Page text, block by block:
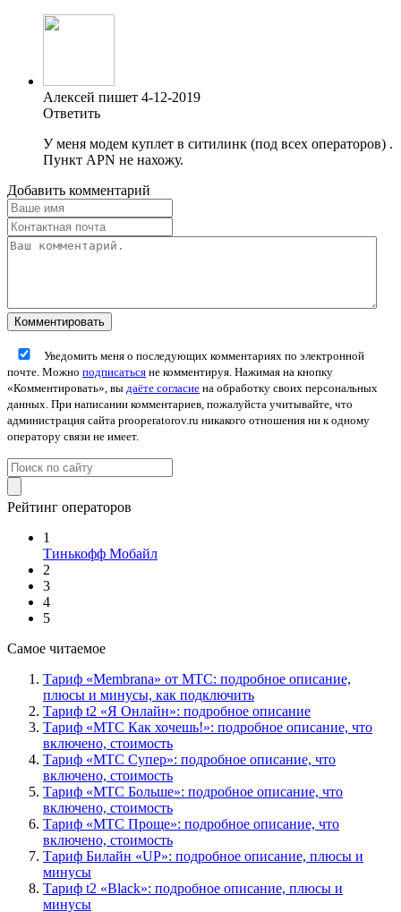
Алексей пишет 4-12-2019
Ответить
У меня модем куплет в ситилинк (под всех операторов) .
Пункт APN не нахожу.
Добавить комментарий
Уведомить меня о последующих комментариях по электронной
почте. Можно подписаться не комментируя. Нажимая на кнопку
«Комментировать», вы даёте согласие на обработку своих персональных
данных. При написании комментариев, пожалуйста учитывайте, что
администрация сайта prooperatorov.ru никакого отношения ни к одному
оператору связи не имеет.
Рейтинг операторов
1
Тинькофф Мобайл
2
3
4
5
Самое читаемое
Тариф «Membrana» от МТС: подробное описание,
плюсы и минусы, как подключить
Тариф t2 «Я Онлайн»: подробное описание
Тариф «МТС Как хочешь!»: подробное описание, что
включено, стоимость
Тариф «МТС Супер»: подробное описание, что
включено, стоимость
Тариф «МТС Больше»: подробное описание, что
включено, стоимость
Тариф «МТС Проще»: подробное описание, что
включено, стоимость
Тариф Билайн «UP»: подробное описание, плюсы и
минусы
Тариф t2 «Black»: подробное описание, плюсы и
минусы